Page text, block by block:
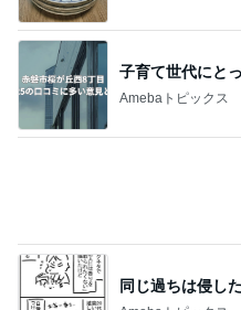
同じ過ちは侵し
Amebaトピックス